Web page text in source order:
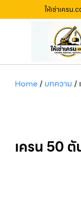
ให้เช่าเครน
Home/ บทความ /
เครน 50